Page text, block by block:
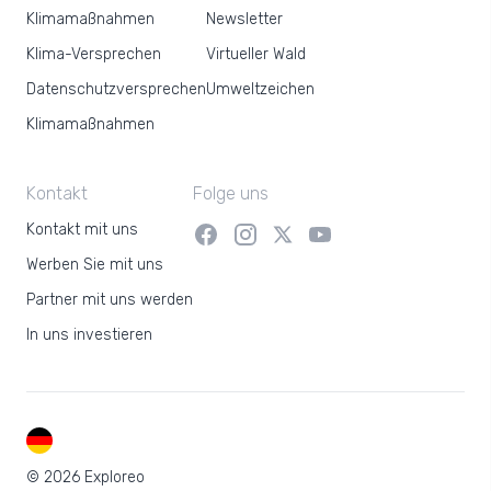
Klimamaßnahmen
Klima-Versprechen
Datenschutzversprechen
Klimamaßnahmen
Newsletter
Virtueller Wald
Umweltzeichen
Kontakt
Kontakt mit uns
Werben Sie mit uns
Partner mit uns werden
In uns investieren
Folge uns
© 2026 Exploreo